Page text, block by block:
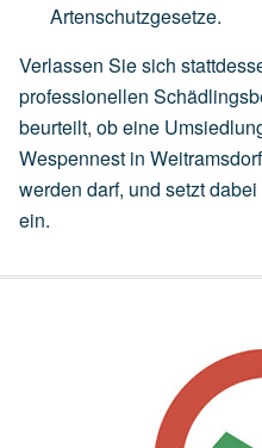
Artenschutzgesetze.
Verlassen Sie sich
professionellen
beurteilt, ob eine
Wespennest in
werden darf, und setzt
ein.